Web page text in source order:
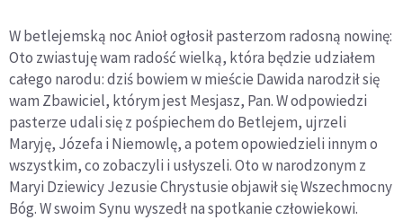
W betlejemską noc Anioł ogłosił pasterzom radosną nowinę:
Oto zwiastuję wam radość wielką, która będzie udziałem
całego narodu: dziś bowiem w mieście Dawida narodził się
wam Zbawiciel, którym jest Mesjasz, Pan. W odpowiedzi
pasterze udali się z pośpiechem do Betlejem, ujrzeli
Maryję, Józefa i Niemowlę, a potem opowiedzieli innym o
wszystkim, co zobaczyli i usłyszeli. Oto w narodzonym z
Maryi Dziewicy Jezusie Chrystusie objawił się Wszechmocny
Bóg. W swoim Synu wyszedł na spotkanie człowiekowi.